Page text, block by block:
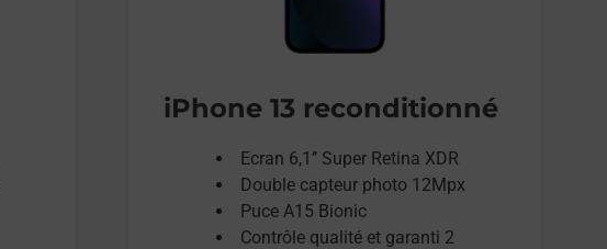
iPhone 13 reconditionné
Ecran 6,1’’ Super Retina XDR
Double capteur photo 12Mpx
Puce A15 Bionic
Contrôle qualité et garanti 2